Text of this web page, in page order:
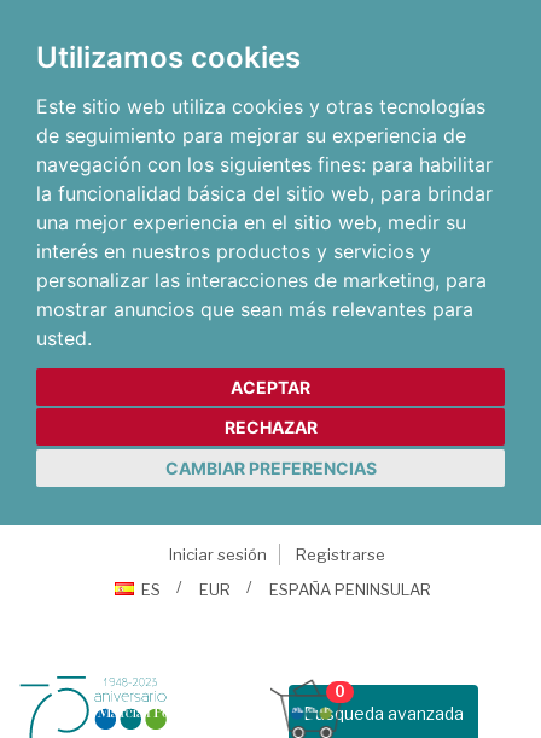
Utilizamos cookies
Este sitio web utiliza cookies y otras tecnologías
de seguimiento para mejorar su experiencia de
navegación con los siguientes fines: para habilitar
la funcionalidad básica del sitio web, para brindar
una mejor experiencia en el sitio web, medir su
interés en nuestros productos y servicios y
personalizar las interacciones de marketing, para
mostrar anuncios que sean más relevantes para
usted.
ACEPTAR
RECHAZAR
CAMBIAR PREFERENCIAS
Iniciar sesión
Registrarse
ES
EUR ESPAÑA PENINSULAR
Busqueda avanzada
0